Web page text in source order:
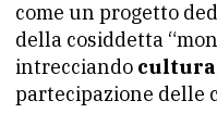
come un progetto
della cosiddetta
intrecciando
partecipazione delle